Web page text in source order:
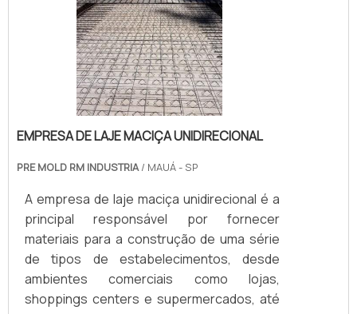
EMPRESA DE LAJE MACIÇA UNIDIRECIONAL
PRE MOLD RM INDUSTRIA/ MAUÁ - SP
A empresa de laje maciça unidirecional é a
principal responsável por fornecer
materiais para a construção de uma série
de tipos de estabelecimentos, desde
ambientes comerciais como lojas,
shoppings centers e supermercados, até